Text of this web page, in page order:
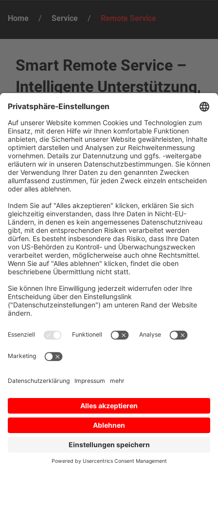
Home / Service / Remote Service
Smart Remote Service –
Intelligente Unterstützung,
wenn es darauf ankommt
Wenn eine Maschine steht, zählt jede Minute.
Mit dem Smart Remote Service bieten wir
schnelle und zuverlässige Unterstützung – aus
der Ferne oder direkt vor Ort. Unser Ziel: Ihre
Maschine so schnell wie möglich wieder in
Betrieb zu nehmen. Ob einfache Störung oder
komplexer Fehler – unser Service ist
strukturiert, sicher und effizient.
Standard-Remote-Service
Unser Techniker verbindet sich per Smartphone,
Tablet oder Laptop mit Ihnen. Über eine sichere
Videoverbindung erhalten wir ein genaues Bild
analysieren und Schritt-für-Schritt-Anleitungen
geben – direkt an der Maschine, ganz ohne
Anfahrt. Der Remote-Service läuft vollständig im
Browser und erfordert keine zusätzliche
Softwareinstallation.